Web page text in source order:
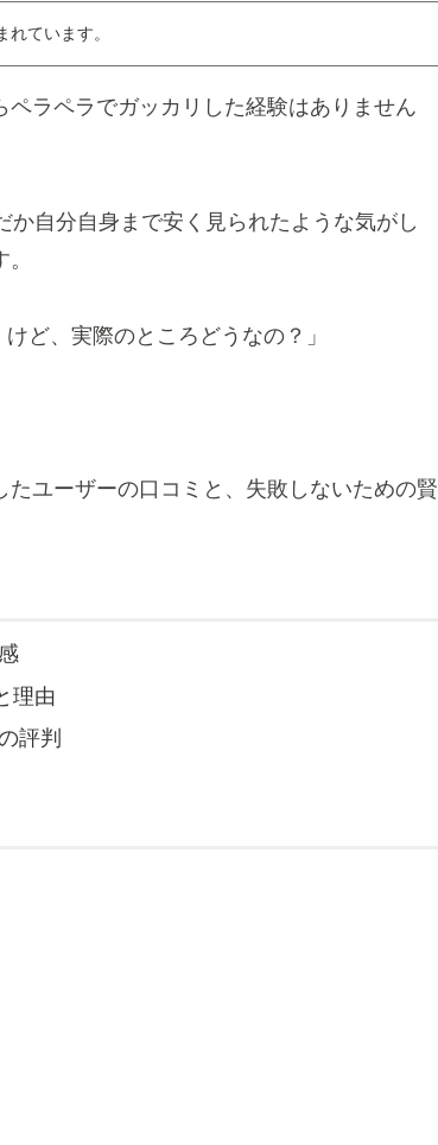
ています。
ラペラでガッカリした経験はありません
自分自身まで安く見られたような気がし
ど、実際のところどうなの？」
ユーザーの口コミと、失敗しないための賢
理由
評判